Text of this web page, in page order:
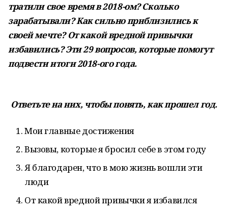
тратили свое время в 2018-ом? Сколько
зарабатывали? Как сильно приблизились к
своей мечте? От какой вредной привычки
избавились? Эти 29 вопросов, которые помогут
подвести итоги 2018-ого года.
Ответьте на них, чтобы понять, как прошел год.
Мои главные достижения
Вызовы, которые я бросил себе в этом году
Я благодарен, что в мою жизнь вошли эти
люди
От какой вредной привычки я избавился